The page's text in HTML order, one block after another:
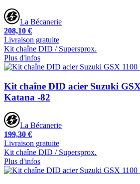
La Bécanerie
208,10 €
Livraison gratuite
Kit chaîne DID / Supersprox.
Plus d'infos
Kit chaîne DID acier Suzuki
Katana -82
La Bécanerie
199,30 €
Livraison gratuite
Kit chaîne DID / Supersprox.
Plus d'infos